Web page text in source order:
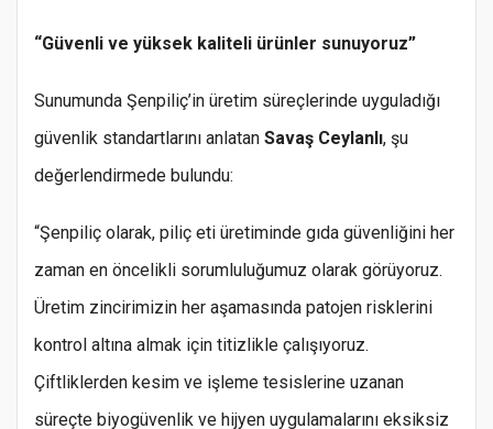
“Güvenli ve yüksek kaliteli ürünler sunuyoruz”
Sunumunda Şenpiliç’in üretim süreçlerinde uyguladığı
güvenlik standartlarını anlatan Savaş Ceylanlı, şu
değerlendirmede bulundu:
“Şenpiliç olarak, piliç eti üretiminde gıda güvenliğini her
zaman en öncelikli sorumluluğumuz olarak görüyoruz.
Üretim zincirimizin her aşamasında patojen risklerini
kontrol altına almak için titizlikle çalışıyoruz.
Çiftliklerden kesim ve işleme tesislerine uzanan
süreçte biyogüvenlik ve hijyen uygulamalarını eksiksiz